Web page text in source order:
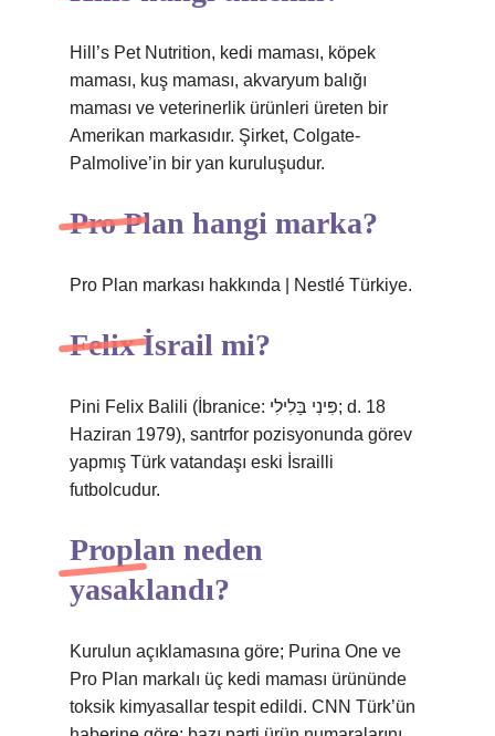
Hill’s Pet Nutrition, kedi maması, köpek
maması, kuş maması, akvaryum balığı
maması ve veterinerlik ürünleri üreten bir
Amerikan markasıdır. Şirket, Colgate-
Palmolive’in bir yan kuruluşudur.
Pro Plan hangi marka?
Pro Plan markası hakkında | Nestlé Türkiye.
Felix İsrail mi?
Pini Felix Balili (İbranice: פִּינִי בַּלִילִי‎; d. 18
Haziran 1979), santrfor pozisyonunda görev
yapmış Türk vatandaşı eski İsrailli
futbolcudur.
Proplan neden
yasaklandı?
Kurulun açıklamasına göre; Purina One ve
Pro Plan markalı üç kedi maması ürününde
toksik kimyasallar tespit edildi. CNN Türk’ün